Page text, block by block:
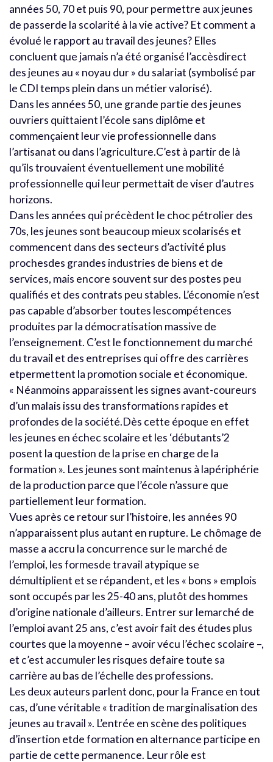
années 50, 70 et puis 90, pour permettre aux jeunes
de passerde la scolarité à la vie active? Et comment a
évolué le rapport au travail des jeunes? Elles
concluent que jamais n’a été organisé l’accèsdirect
des jeunes au « noyau dur » du salariat (symbolisé par
le CDI temps plein dans un métier valorisé).
Dans les années 50, une grande partie des jeunes
ouvriers quittaient l’école sans diplôme et
commençaient leur vie professionnelle dans
l’artisanat ou dans l’agriculture.C’est à partir de là
qu’ils trouvaient éventuellement une mobilité
professionnelle qui leur permettait de viser d’autres
horizons.
Dans les années qui précèdent le choc pétrolier des
70s, les jeunes sont beaucoup mieux scolarisés et
commencent dans des secteurs d’activité plus
prochesdes grandes industries de biens et de
services, mais encore souvent sur des postes peu
qualifiés et des contrats peu stables. L’économie n’est
pas capable d’absorber toutes lescompétences
produites par la démocratisation massive de
l’enseignement. C’est le fonctionnement du marché
du travail et des entreprises qui offre des carrières
etpermettent la promotion sociale et économique.
« Néanmoins apparaissent les signes avant-coureurs
d’un malais issu des transformations rapides et
profondes de la société.Dès cette époque en effet
les jeunes en échec scolaire et les ‘débutants’2
posent la question de la prise en charge de la
formation ». Les jeunes sont maintenus à lapériphérie
de la production parce que l’école n’assure que
partiellement leur formation.
Vues après ce retour sur l’histoire, les années 90
n’apparaissent plus autant en rupture. Le chômage de
masse a accru la concurrence sur le marché de
l’emploi, les formesde travail atypique se
démultiplient et se répandent, et les « bons » emplois
sont occupés par les 25-40 ans, plutôt des hommes
d’origine nationale d’ailleurs. Entrer sur lemarché de
l’emploi avant 25 ans, c’est avoir fait des études plus
courtes que la moyenne – avoir vécu l’échec scolaire –,
et c’est accumuler les risques defaire toute sa
carrière au bas de l’échelle des professions.
Les deux auteurs parlent donc, pour la France en tout
cas, d’une véritable « tradition de marginalisation des
jeunes au travail ». L’entrée en scène des politiques
d’insertion etde formation en alternance participe en
partie de cette permanence. Leur rôle est